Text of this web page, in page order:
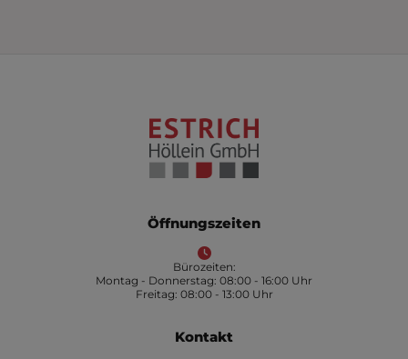
Öffnungszeiten
Bürozeiten:
Montag - Donnerstag: 08:00 - 16:00 Uhr
Freitag: 08:00 - 13:00 Uhr
Kontakt